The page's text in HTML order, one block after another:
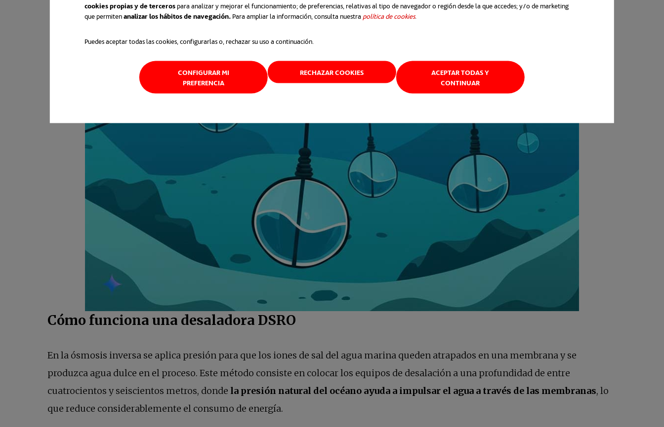
cookies propias y de tercerospara analizar y mejorar el funcionamiento; de preferencias, relativas al tipo de navegador o región desde la que accedes; y/o de marketing
que permitenanalizar los hábitos de navegación. Para ampliar la información, consulta nuestra política de cookiesse abre en una pestaña nueva
.
Puedes aceptar todas las cookies, configurarlas o, rechazar su uso a continuación.
CONFIGURAR MI
PREFERENCIA
RECHAZAR COOKIES
ACEPTAR TODAS Y
CONTINUAR
Cómo funciona una desaladora DSRO
En la ósmosis inversa se aplica presión para que los iones de sal del agua marina queden atrapados en una membrana y se
produzca agua dulce en el proceso. Este método consiste en colocar los equipos de desalación a una profundidad de entre
cuatrocientos y seiscientos metros, donde la presión natural del océano ayuda a impulsar el agua a través de las membranas, lo
que reduce considerablemente el consumo de energía.